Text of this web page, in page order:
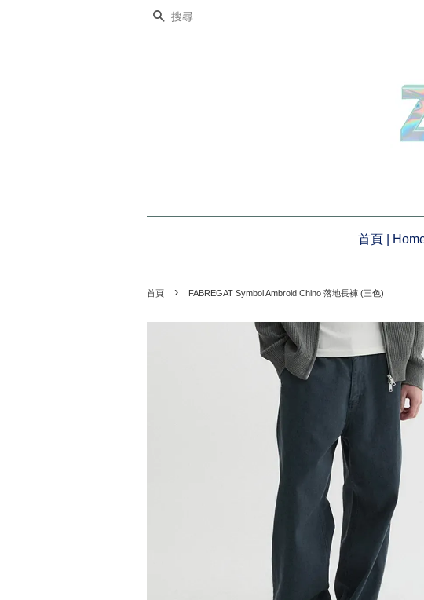
搜尋
首頁 |
首頁 › FABREGAT Symbol Ambroid Chino 落地長褲 (三色)